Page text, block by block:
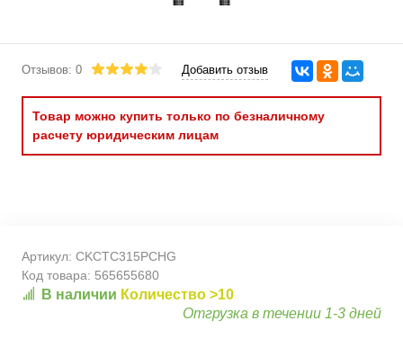
Отзывов: 0 Добавить отзыв
Товар можно купить только по безналичному
расчету юридическим лицам
Артикул: CKCTC315PCHG
Код товара: 565655680
В наличии Количество >10
Отгрузка в течении 1-3 дней